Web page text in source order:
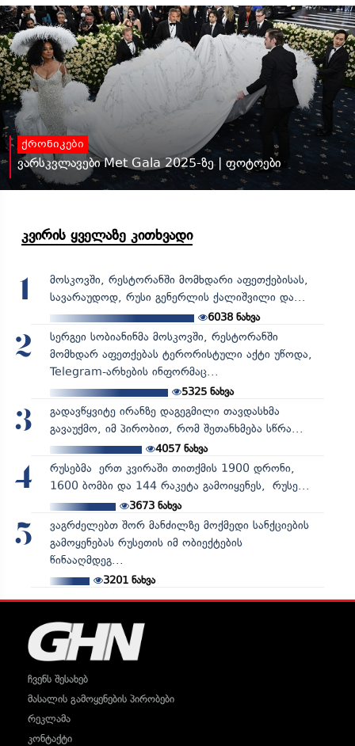
ქრონიკები
ვარსკვლავები Met Gala 2025-ზე | ფოტოები
კვირის ყველაზე კითხვადი
1
მოსკოვში, რესტორანში მომხდარი აფეთქებისას,
სავარაუდოდ, რუსი გენერლის ქალიშვილი და...
6038 ნახვა
2
სერგეი სობიანინმა მოსკოვში, რესტორანში
მომხდარ აფეთქებას ტერორისტული აქტი უწოდა,
Telegram-არხების ინფორმაც...
5325ნახვა
3
გადავწყვიტე ირანზე დაგეგმილი თავდასხმა
გავაუქმო, იმ პირობით, რომ შეთანხმება სწრა...
4057ნახვა
4
რუსებმა ერთ კვირაში თითქმის 1900 დრონი,
1600 ბომბი და 144 რაკეტა გამოიყენეს, რუსე...
3673ნახვა
5
ვაგრძელებთ შორ მანძილზე მოქმედი სანქციების
გამოყენებას რუსეთის იმ ობიექტების
წინააღმდეგ...
3201ნახვა
ჩვენს შესახებ
მასალის გამოყენების პირობები
რეკლამა
კონტაქტი